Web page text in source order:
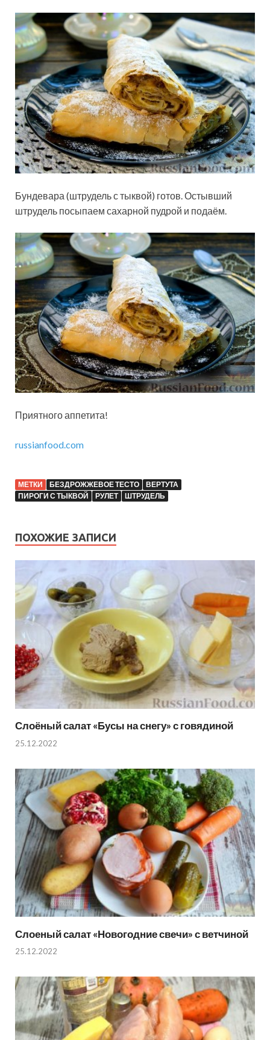
Бундевара (штрудель с тыквой) готов. Остывший
штрудель посыпаем сахарной пудрой и подаём.
Приятного аппетита!
russianfood.com
МЕТКИ БЕЗДРОЖЖЕВОЕ ТЕСТО
ВЕРТУТА
ПИРОГИ С ТЫКВОЙ
РУЛЕТ ШТРУДЕЛЬ
ПОХОЖИЕ ЗАПИСИ
Слоёный салат «Бусы на снегу» с говядиной
25.12.2022
Слоеный салат «Новогодние свечи» с ветчиной
25.12.2022